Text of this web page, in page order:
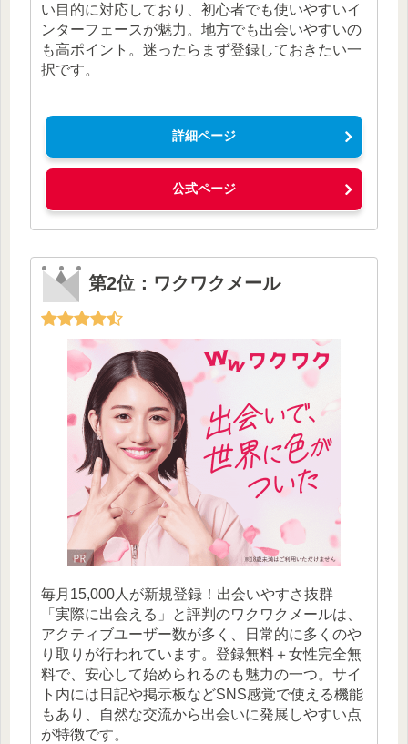
い目的に対応しており、初心者でも使いやすいイ
ンターフェースが魅力。地方でも出会いやすいの
も高ポイント。迷ったらまず登録しておきたい一
択です。
詳細ページ
公式ページ
第2位：ワクワクメール
毎月15,000人が新規登録！出会いやすさ抜群
「実際に出会える」と評判のワクワクメールは、
アクティブユーザー数が多く、日常的に多くのや
り取りが行われています。登録無料＋女性完全無
料で、安心して始められるのも魅力の一つ。サイ
ト内には日記や掲示板などSNS感覚で使える機能
もあり、自然な交流から出会いに発展しやすい点
が特徴です。